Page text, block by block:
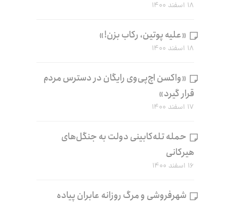
۱۸ اسفند ۱۴۰۰
«علیه پوتین، رکاب بزن!»
۱۸ اسفند ۱۴۰۰
«واکسن اچ‌پی‌وی رایگان در دسترس مردم
قرار گیرد»
۱۷ اسفند ۱۴۰۰
حمله تله‌کابینی دولت به جنگل‌های
هیرکانی
۱۶ اسفند ۱۴۰۰
شهرفروشی و مرگ روزانه عابران پیاده